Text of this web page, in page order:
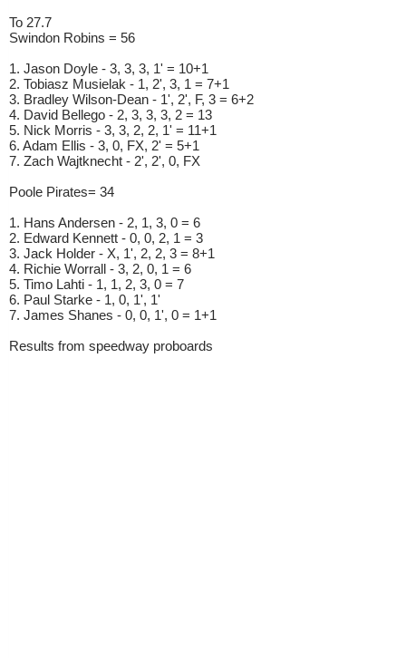
To 27.7
Swindon Robins = 56
1. Jason Doyle - 3, 3, 3, 1' = 10+1
2. Tobiasz Musielak - 1, 2', 3, 1 = 7+1
3. Bradley Wilson-Dean - 1', 2', F, 3 = 6+2
4. David Bellego - 2, 3, 3, 3, 2 = 13
5. Nick Morris - 3, 3, 2, 2, 1' = 11+1
6. Adam Ellis - 3, 0, FX, 2' = 5+1
7. Zach Wajtknecht - 2', 2', 0, FX
Poole Pirates= 34
1. Hans Andersen - 2, 1, 3, 0 = 6
2. Edward Kennett - 0, 0, 2, 1 = 3
3. Jack Holder - X, 1', 2, 2, 3 = 8+1
4. Richie Worrall - 3, 2, 0, 1 = 6
5. Timo Lahti - 1, 1, 2, 3, 0 = 7
6. Paul Starke - 1, 0, 1', 1'
7. James Shanes - 0, 0, 1', 0 = 1+1
Results from speedway proboards